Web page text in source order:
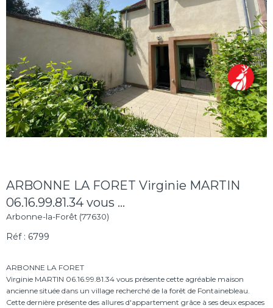
ARBONNE LA FORET Virginie MARTIN
06.16.99.81.34 vous ...
Arbonne-la-Forêt (77630)
Réf : 6799
ARBONNE LA FORET
Virginie MARTIN 06.16.99.81.34 vous présente cette agréable maison
ancienne située dans un village recherché de la forêt de Fontainebleau.
Cette dernière présente des allures d'appartement grâce à ses deux espaces